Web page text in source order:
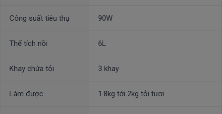
Công suất tiêu thụ 90W
Thể tích nồi 6L
Khay chứa tỏi 3 khay
Làm được 1.8kg tới 2kg tỏi tươi